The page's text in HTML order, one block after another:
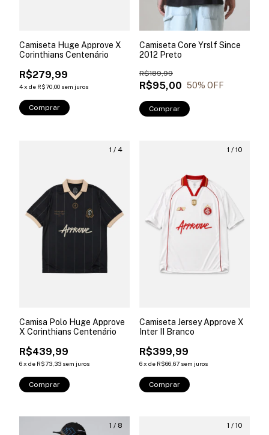
Camiseta Huge Approve X
Corinthians Centenário
R$279,99
4x de R$70,00 sem juros
Comprar
Camiseta Core Yrslf Since
2012 Preto
R$95,00
R$189,99
50% OFF
Comprar
1 / 4
Camisa Polo Huge Approve
X Corinthians Centenário
R$439,99
6x de R$73,33 sem juros
Comprar
1 / 10
Camiseta Jersey Approve X
Inter II Branco
R$399,99
6x de R$66,67 sem juros
Comprar
1 / 8 1 / 10